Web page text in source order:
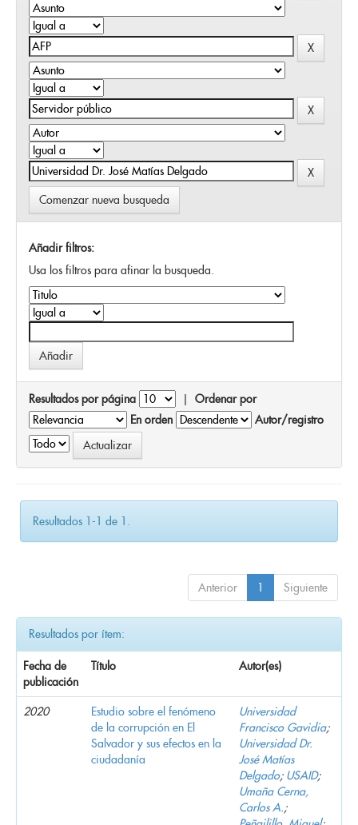
Comenzar nueva busqueda
Añadir filtros:
Usa los filtros para afinar la busqueda.
Resultados por página | Ordenar por
En orden
Autor/registro
Resultados 1-1 de 1.
Anterior 1 Siguiente
Resultados por ítem:
Fecha de
publicación
Título Autor(es)
2020
Estudio sobre el fenómeno
de la corrupción en El
Salvador y sus efectos en la
ciudadanía
Universidad
Francisco Gavidia;
Universidad Dr.
José Matías
Delgado; USAID;
Umaña Cerna,
Carlos A.;